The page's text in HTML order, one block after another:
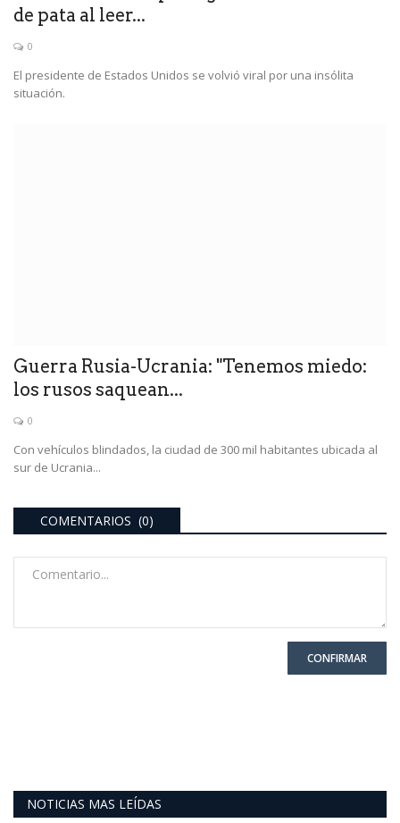
de pata al leer...
0
El presidente de Estados Unidos se volvió viral por una insólita
situación.
Guerra Rusia-Ucrania: "Tenemos miedo:
los rusos saquean...
0
Con vehículos blindados, la ciudad de 300 mil habitantes ubicada al
sur de Ucrania...
COMENTARIOS (0)
CONFIRMAR
NOTICIAS MAS LEÍDAS